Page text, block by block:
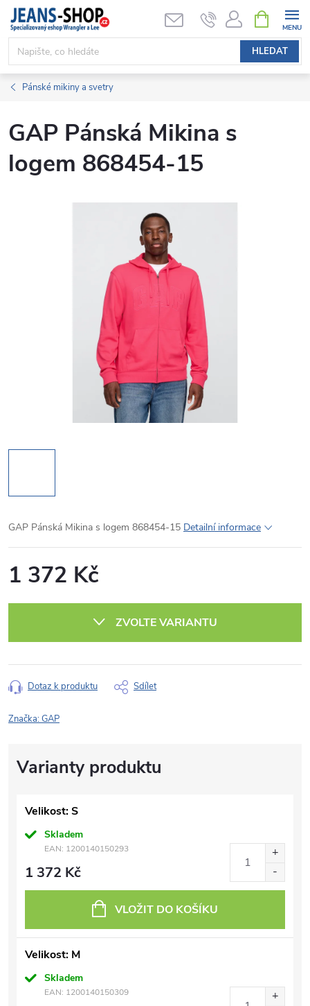
Přejít
obsah
HLEDAT
NÁKUPNÍ
KOŠÍK
Pánské mikiny a svetry
GAP Pánská Mikina s
logem 868454-15
GAP Pánská Mikina s logem 868454-15 Detailní informace
1 372 Kč
ZVOLTE VARIANTU
Dotaz k produktu Sdílet
Značka:GAP
Velikost: S
Skladem
EAN: 1200140150293
1 372 Kč
VLOŽIT DO KOŠÍKU
Velikost: M
Skladem
EAN: 1200140150309